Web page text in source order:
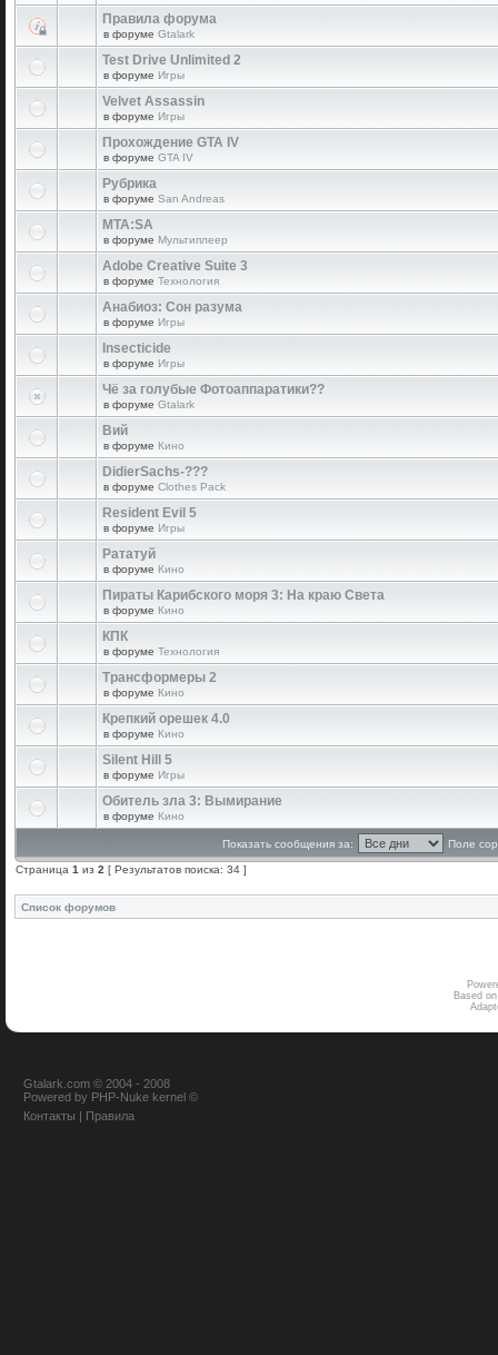
Правила форума
в форуме Gtalark
Test Drive Unlimited 2
в форуме Игры
Velvet Assassin
в форуме Игры
Прохождение GTA IV
в форуме GTA IV
Рубрика
в форуме San Andreas
MTA:SA
в форуме Мультиплеер
Adobe Creative Suite 3
в форуме Технология
Анабиоз: Сон разума
в форуме Игры
Insecticide
в форуме Игры
Чё за голубые Фотоаппаратики??
в форуме Gtalark
Вий
в форуме Кино
DidierSachs-???
в форуме Clothes Pack
Resident Evil 5
в форуме Игры
Рататуй
в форуме Кино
Пираты Карибского моря 3: На краю Света
в форуме Кино
КПК
в форуме Технология
Трансформеры 2
в форуме Кино
Крепкий орешек 4.0
в форуме Кино
Silent Hill 5
в форуме Игры
Обитель зла 3: Вымирание
в форуме Кино
Показать сообщения за: Поле
Страница 1 из 2 [ Результатов поиска: 34 ]
Список форумов
Based
Gtalark.com © 2004 - 2008
Powered by PHP-Nuke kernel ©
Контакты | Правила